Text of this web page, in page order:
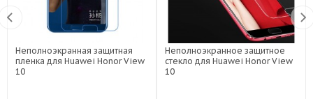
Неполноэкранная защитная
пленка для Huawei Honor View
10
Неполноэкранное защитное
стекло для Huawei Honor View
10